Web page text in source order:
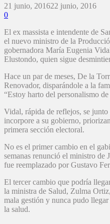
21 junio, 201622 junio, 2016
0
El ex massista e intendente de
el nuevo ministro de la
gobernadora María Eugenia
Elustondo, quien sigue
Hace un par de meses, De la
Renovador, disparándole a la
“Estoy harto del personalismo
Vidal, rápida de reflejos, se
incorpore a su gobierno,
primera sección electoral.
No es el primer cambio en el
semanas renunció el ministro de
fue reemplazado por Gustavo
El tercer cambio que podría
la ministra de Salud, Zulma
mala gestión y nunca pudo
la salud.